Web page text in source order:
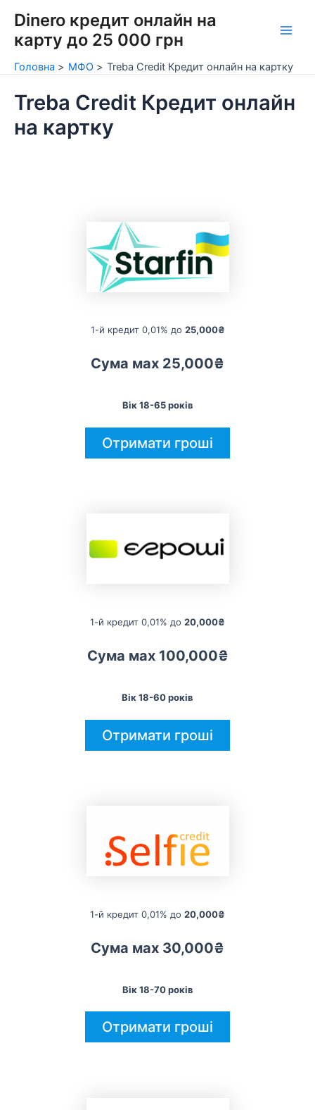
вмісту
Dinero кредит онлайн на
карту до 25 000 грн
Головна МФО Treba Credit Кредит онлайн на картку
Treba Credit Кредит онлайн
на картку
1-й кредит 0,01% до 25,000₴
Сума мах 25,000₴
Вік 18-65 років
Отримати гроші
1-й кредит 0,01% до 20,000₴
Сума мах 100,000₴
Вік 18-60 років
Отримати гроші
1-й кредит 0,01% до 20,000₴
Сума мах 30,000₴
Вік 18-70 років
Отримати гроші